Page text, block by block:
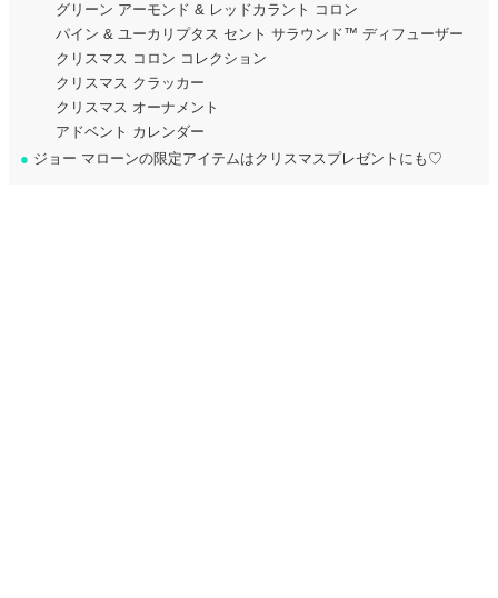
グリーン アーモンド & レッドカラント コロン
パイン & ユーカリプタス セント サラウンド™ ディフューザー
クリスマス コロン コレクション
クリスマス クラッカー
クリスマス オーナメント
アドベント カレンダー
● ジョー マローンの限定アイテムはクリスマスプレゼントにも♡